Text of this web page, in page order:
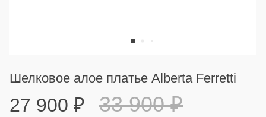
Шелковое алое платье Alberta Ferretti
27 900 ₽ 33 900₽